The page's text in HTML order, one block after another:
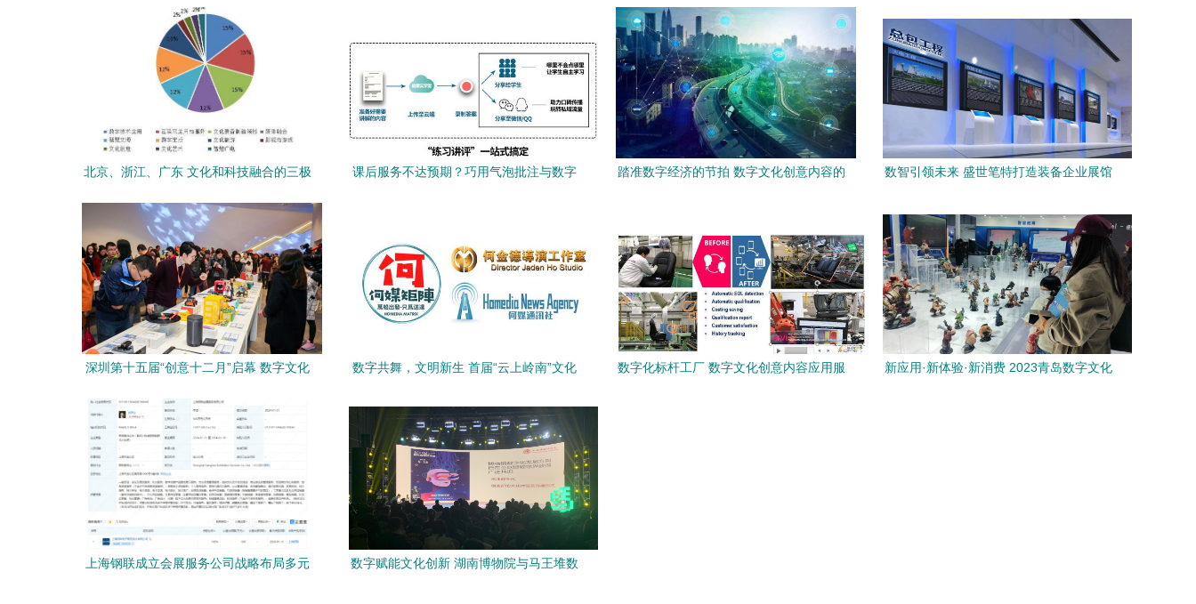
北京、浙江、广东 文化和科技融合的三极
课后服务不达预期？巧用气泡批注与数字
踏准数字经济的节拍 数字文化创意内容的
数智引领未来 盛世笔特打造装备企业展馆
深圳第十五届“创意十二月”启幕 数字文化
数字共舞，文明新生 首届“云上岭南”文化
会）启示录
数字化标杆工厂 数字文化创意内容应用服
新应用·新体验·新消费 2023青岛数字文化
上海钢联成立会展服务公司战略布局多元
数字赋能文化创新 湖南博物院与马王堆数